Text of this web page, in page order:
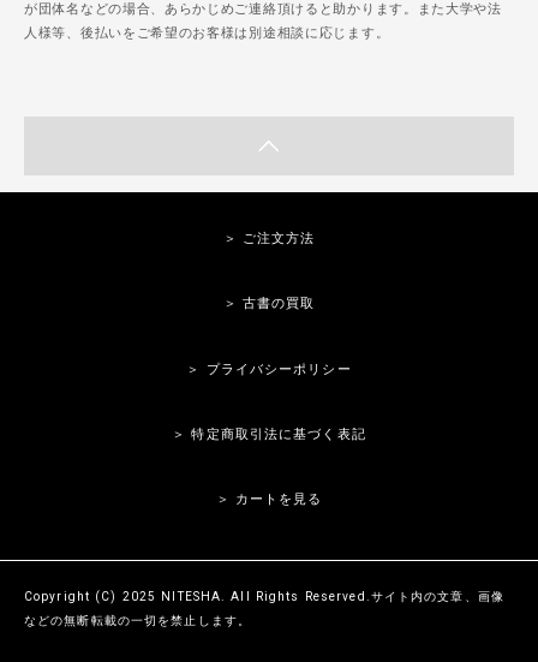
が団体名などの場合、あらかじめご連絡頂けると助かります。また大学や法
人様等、後払いをご希望のお客様は別途相談に応じます。
＞ ご注文方法
＞ 古書の買取
＞ プライバシーポリシー
＞ 特定商取引法に基づく表記
＞ カートを見る
Copyright (C) 2025 NITESHA. All Rights Reserved.サイト内の文章、画像
などの無断転載の一切を禁止します。